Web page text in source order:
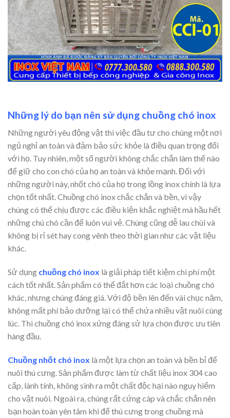
Những lý do bạn nên sử dụng chuồng chó inox
Những người yêu động vật thì việc đầu tư cho chúng một nơi
ngủ nghỉ an toàn và đảm bảo sức khỏe là điều quan trọng đối
với họ. Tuy nhiên, một số người không chắc chắn làm thế nào
để giữ cho con chó của họ an toàn và khỏe mạnh. Đối với
những người này, nhốt chó của họ trong lồng inox chính là lựa
chọn tốt nhất. Chuồng chó inox chắc chắn và bền, vì vậy
chúng có thể chịu được các điều kiện khắc nghiệt mà hầu hết
những chú chó cần để luôn vui vẻ. Chúng cũng dễ lau chùi và
không bị rỉ sét hay cong vênh theo thời gian như các vật liệu
khác.
Sử dụng chuồng chó inox là giải pháp tiết kiệm chi phí một
cách tốt nhất. Sản phẩm có thể đắt hơn các loại chuồng chó
khác, nhưng chúng đáng giá. Với độ bền lên đến vài chục năm,
không mất phí bảo dưỡng lại có thể chứa nhiều vật nuôi cùng
lúc. Thì chuồng chó inox xứng đáng sử lựa chọn được ưu tiên
hàng đầu.
Chuồng nhốt chó inox là một lựa chọn an toàn và bền bỉ để
nuôi thú cưng. Sản phẩm được làm từ chất liệu inox 304 cao
cấp, lành tính, không sinh ra một chất độc hại nào nguy hiểm
cho vật nuôi. Ngoài ra, chúng rất cứng cáp và chắc chắn nên
bạn hoàn toàn yên tâm khi để thú cưng trong chuồng mà